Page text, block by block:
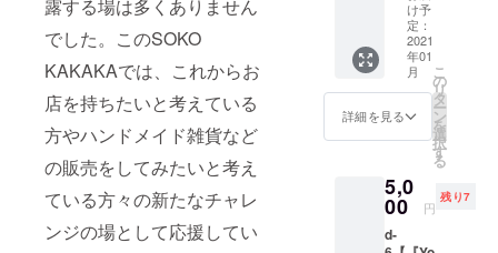
露する場は多くありません
でした。このSOKO
KAKAKAでは、これからお
店を持ちたいと考えている
方やハンドメイド雑貨など
の販売をしてみたいと考え
ている方々の新たなチャレ
ンジの場として応援してい
会場に
関する
メール
をさせ
ていた
だきま
す。 *開
メール
と本人
持って
いただ
き、備
考欄に
ご記入
くださ
い。 ①
10:00〜
12:00
13:00〜
15:00
③
15:30〜
ます。
※郵送の
場合は
出店者
からの
となり
ます。
能です
ので以
下のプ
ルダウ
ンから
ださ
い。店
りは、
オープ
ン後
（2021
送料込
み・税
込み価
格で
す。 ※
商品は
ご支援
12月以
降のお
なりま
み・税
込み価
格で
す。 ※
商品は
ご支援
をいた
なる
為、12
月以降
のお渡
鹿児島
市の紙
版画・
デザイ
ナーの
中原み
おさん
が作る
2021カ
ダーで
す。 B3
サイズ
一枚に
け予
定：
2021
年01
月
詳細を見る
こ
の
リ
タ
ー
ン
を
選
択
す
る
5,0
00 円
残り7
d-